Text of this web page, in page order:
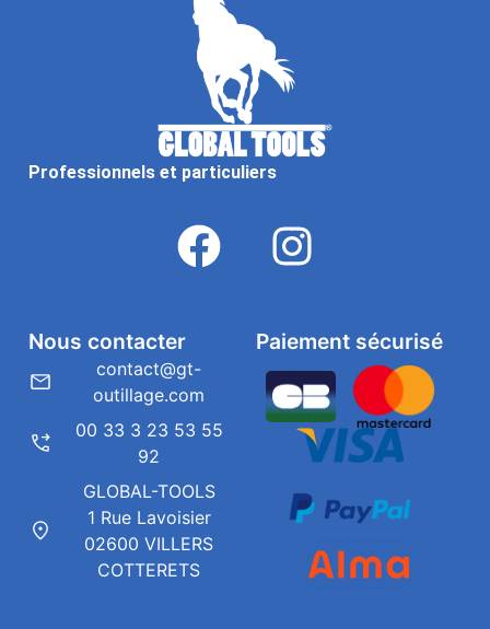
Professionnels et particuliers
Paiement sécurisé
Nous contacter
contact@gt-
outillage.com
00 33 3 23 53 55
92
GLOBAL-TOOLS
1 Rue Lavoisier
02600 VILLERS
COTTERETS